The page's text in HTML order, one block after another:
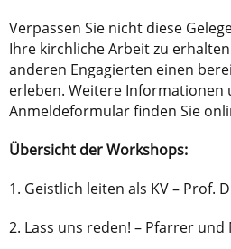
Verpassen Sie nicht diese
Ihre kirchliche Arbeit zu
anderen Engagierten einen
erleben. Weitere Informationen
Anmeldeformular finden Sie
Übersicht der Workshops:
1. Geistlich leiten als KV – Prof.
2. Lass uns reden! – Pfarrer